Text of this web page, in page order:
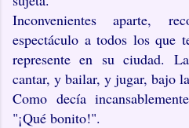
Inconvenientes aparte,
espectáculo a todos los que
represente en su ciudad.
cantar, y bailar, y jugar, bajo
Como decía
"¡Qué bonito!".